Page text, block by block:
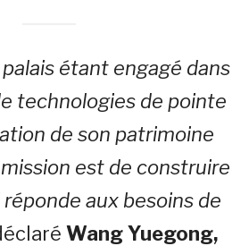
étant engagé dans
technologies de pointe
de son patrimoine
est de construire
aux besoins de
Wang Yuegong,